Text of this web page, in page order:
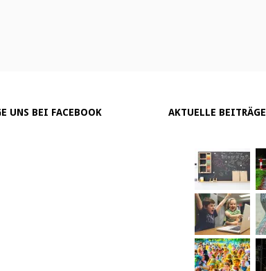
UNS BEI FACEBOOK AKTUELLE BEITRÄGE